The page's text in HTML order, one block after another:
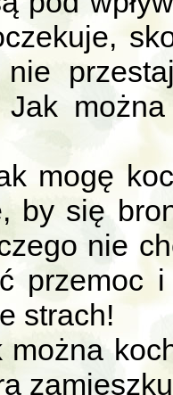
Jak
mogę
by się
nie
przemoc
strach!
można